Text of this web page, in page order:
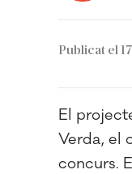
Publicat el
El
Verda, el
concurs.